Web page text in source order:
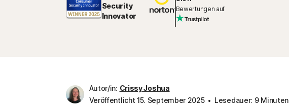
Security
Innovator
Bewertungen auf
Autor/in: Crissy Joshua
Veröffentlicht 15. September 2025
Lesedauer: 9 Minuten